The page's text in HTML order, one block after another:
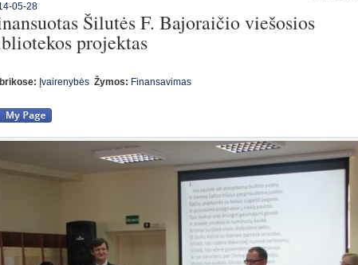
05-28
Šilutės F. Bajoraičio viešosios
projektas
Įvairenybės Žymos: Finansavimas